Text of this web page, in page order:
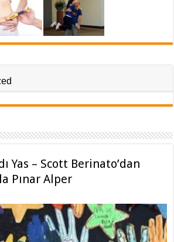
Yas – Scott Berinato’dan
Pınar Alper